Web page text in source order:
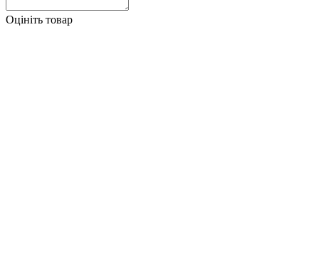
Оцініть товар